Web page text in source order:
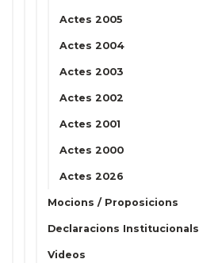
Actes 2005
Actes 2004
Actes 2003
Actes 2002
Actes 2001
Actes 2000
Actes 2026
Mocions / Proposicions
Declaracions Institucionals
Videos